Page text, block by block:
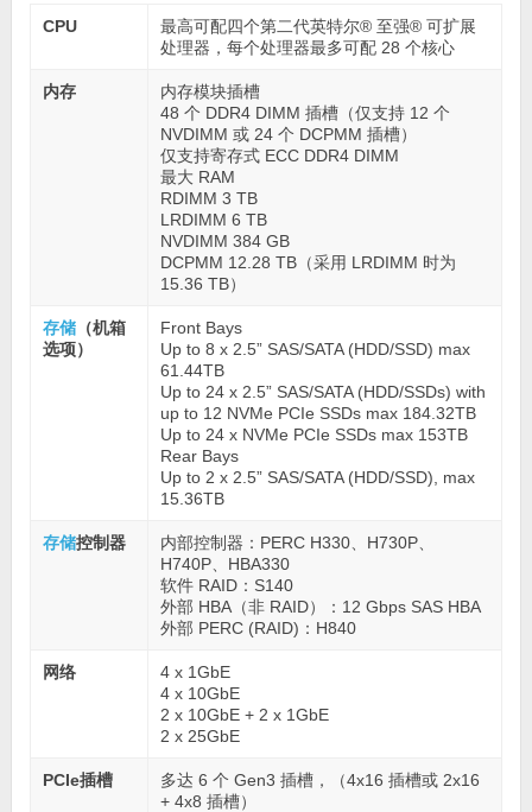
CPU
最高可配四个第二代英特尔® 至强® 可扩展
处理器，每个处理器最多可配 28 个核心
内存
内存模块插槽
48 个 DDR4 DIMM 插槽（仅支持 12 个
NVDIMM 或 24 个 DCPMM 插槽）
仅支持寄存式 ECC DDR4 DIMM
最大 RAM
RDIMM 3 TB
LRDIMM 6 TB
NVDIMM 384 GB
DCPMM 12.28 TB（采用 LRDIMM 时为
15.36 TB）
存储（机箱
选项）
Front Bays
Up to 8 x 2.5” SAS/SATA (HDD/SSD) max
61.44TB
Up to 24 x 2.5” SAS/SATA (HDD/SSDs) with
up to 12 NVMe PCIe SSDs max 184.32TB
Up to 24 x NVMe PCIe SSDs max 153TB
Rear Bays
Up to 2 x 2.5” SAS/SATA (HDD/SSD), max
15.36TB
存储控制器
内部控制器：PERC H330、H730P、
H740P、HBA330
软件 RAID：S140
外部 HBA（非 RAID）：12 Gbps SAS HBA
外部 PERC (RAID)：H840
网络
4 x 1GbE
4 x 10GbE
2 x 10GbE + 2 x 1GbE
2 x 25GbE
PCIe插槽
多达 6 个 Gen3 插槽，（4x16 插槽或 2x16
+ 4x8 插槽）